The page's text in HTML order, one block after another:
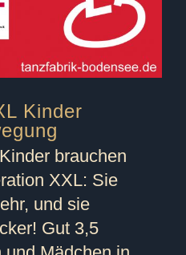
Kinder
brauchen
XXL: Sie
und sie
Gut 3,5